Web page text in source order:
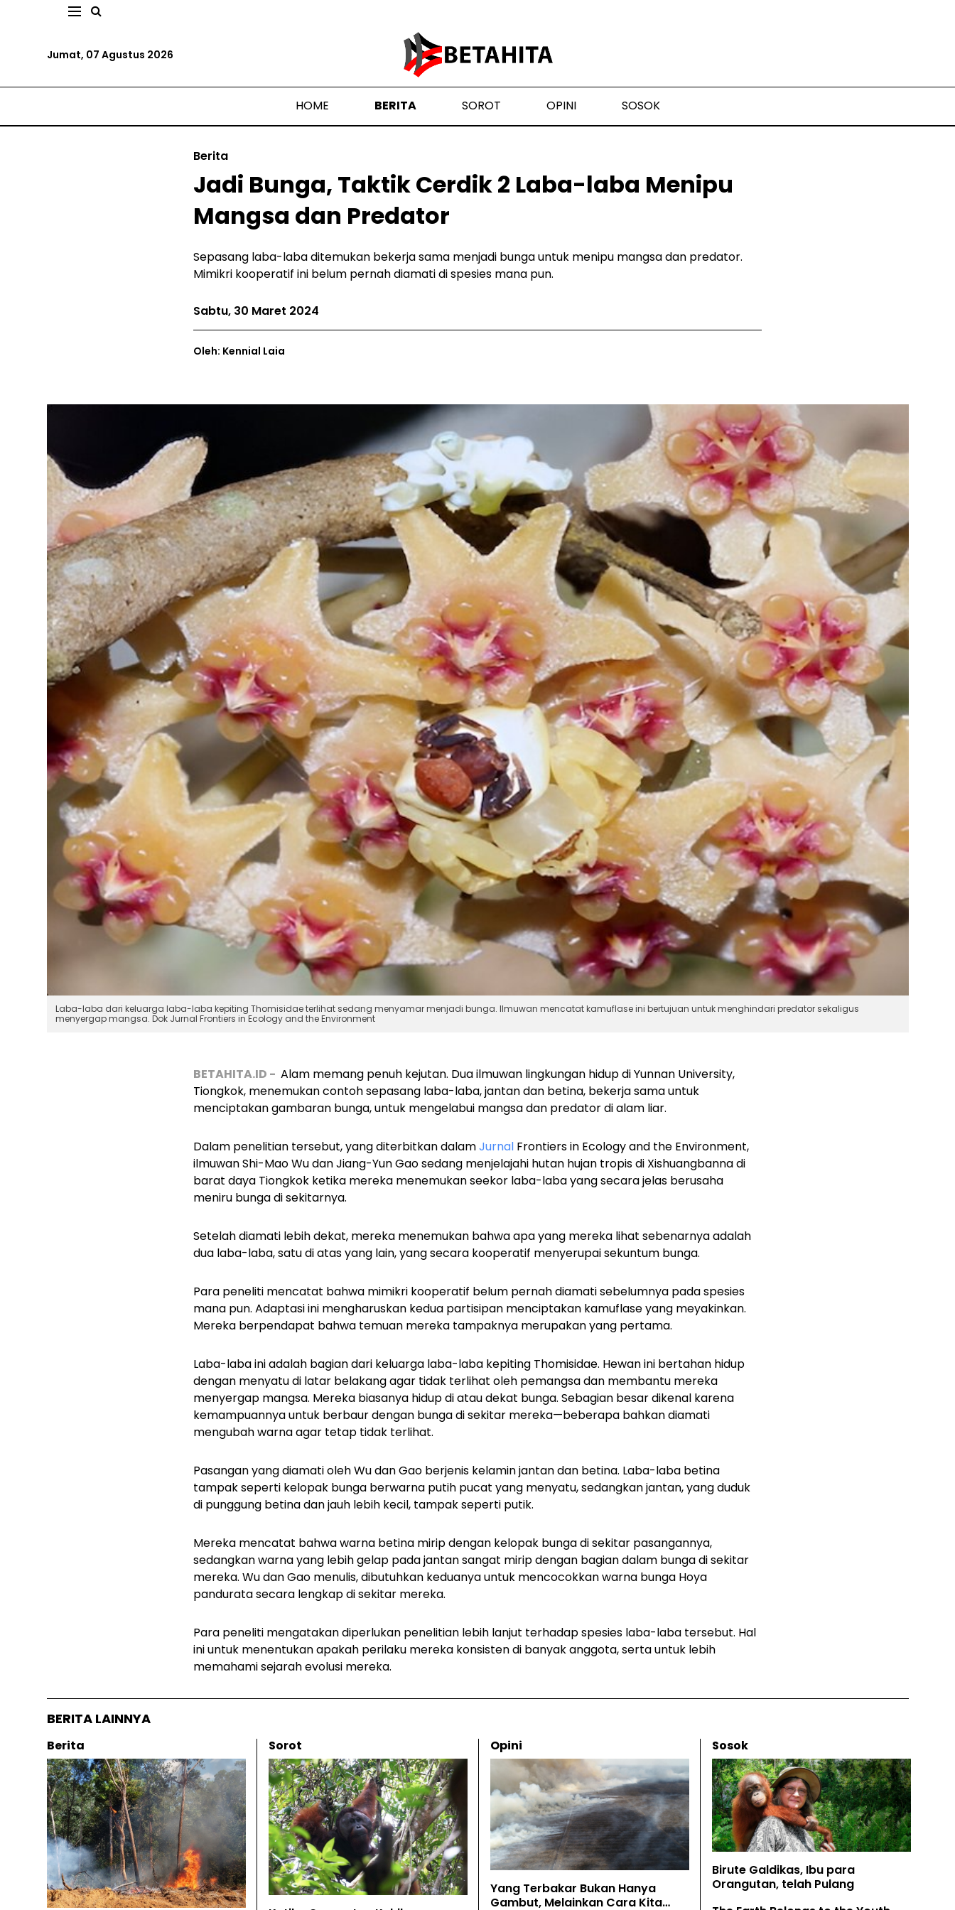
Jumat, 07 Agustus 2026
HOME BERITA SOROT OPINI SOSOK
Berita
Jadi Bunga, Taktik Cerdik 2 Laba-laba Menipu
Mangsa dan Predator
Sepasang laba-laba ditemukan bekerja sama menjadi bunga untuk menipu mangsa dan predator.
Mimikri kooperatif ini belum pernah diamati di spesies mana pun.
Sabtu, 30 Maret 2024
Oleh: Kennial Laia
Laba-laba dari keluarga laba-laba kepiting Thomisidae terlihat sedang menyamar menjadi bunga. Ilmuwan mencatat kamuflase ini bertujuan untuk menghindari predator sekaligus
menyergap mangsa. Dok Jurnal Frontiers in Ecology and the Environment
BETAHITA.ID - Alam memang penuh kejutan. Dua ilmuwan lingkungan hidup di Yunnan University,
Tiongkok, menemukan contoh sepasang laba-laba, jantan dan betina, bekerja sama untuk
menciptakan gambaran bunga, untuk mengelabui mangsa dan predator di alam liar.
Dalam penelitian tersebut, yang diterbitkan dalamJurnal Frontiers in Ecology and the Environment,
ilmuwan Shi-Mao Wu dan Jiang-Yun Gao sedang menjelajahi hutan hujan tropis di Xishuangbanna di
barat daya Tiongkok ketika mereka menemukan seekor laba-laba yang secara jelas berusaha
meniru bunga di sekitarnya.
Setelah diamati lebih dekat, mereka menemukan bahwa apa yang mereka lihat sebenarnya adalah
dua laba-laba, satu di atas yang lain, yang secara kooperatif menyerupai sekuntum bunga.
Para peneliti mencatat bahwa mimikri kooperatif belum pernah diamati sebelumnya pada spesies
mana pun. Adaptasi ini mengharuskan kedua partisipan menciptakan kamuflase yang meyakinkan.
Mereka berpendapat bahwa temuan mereka tampaknya merupakan yang pertama.
Laba-laba ini adalah bagian dari keluarga laba-laba kepiting Thomisidae. Hewan ini bertahan hidup
dengan menyatu di latar belakang agar tidak terlihat oleh pemangsa dan membantu mereka
menyergap mangsa. Mereka biasanya hidup di atau dekat bunga. Sebagian besar dikenal karena
kemampuannya untuk berbaur dengan bunga di sekitar mereka—beberapa bahkan diamati
mengubah warna agar tetap tidak terlihat.
Pasangan yang diamati oleh Wu dan Gao berjenis kelamin jantan dan betina. Laba-laba betina
tampak seperti kelopak bunga berwarna putih pucat yang menyatu, sedangkan jantan, yang duduk
di punggung betina dan jauh lebih kecil, tampak seperti putik.
Mereka mencatat bahwa warna betina mirip dengan kelopak bunga di sekitar pasangannya,
sedangkan warna yang lebih gelap pada jantan sangat mirip dengan bagian dalam bunga di sekitar
mereka. Wu dan Gao menulis, dibutuhkan keduanya untuk mencocokkan warna bunga Hoya
panduratasecara lengkap di sekitar mereka.
Para peneliti mengatakan diperlukan penelitian lebih lanjut terhadap spesies laba-laba tersebut. Hal
ini untuk menentukan apakah perilaku mereka konsisten di banyak anggota, serta untuk lebih
memahami sejarah evolusi mereka.
BERITA LAINNYA
Berita Sorot Opini
Yang Terbakar Bukan Hanya
Gambut, Melainkan Cara Kita
Sosok
Birute Galdikas, Ibu para
Orangutan, telah Pulang